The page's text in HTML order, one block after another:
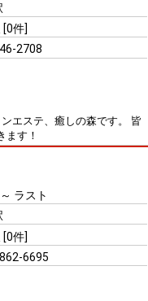
[0件]
2708
エステ、癒しの森です。 皆
ます！
ラスト
[0件]
6695